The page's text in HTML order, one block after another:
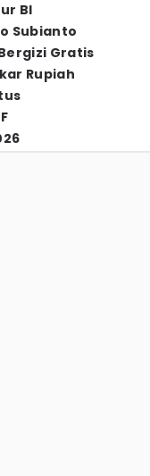
BI
Subianto
Gratis
Rupiah